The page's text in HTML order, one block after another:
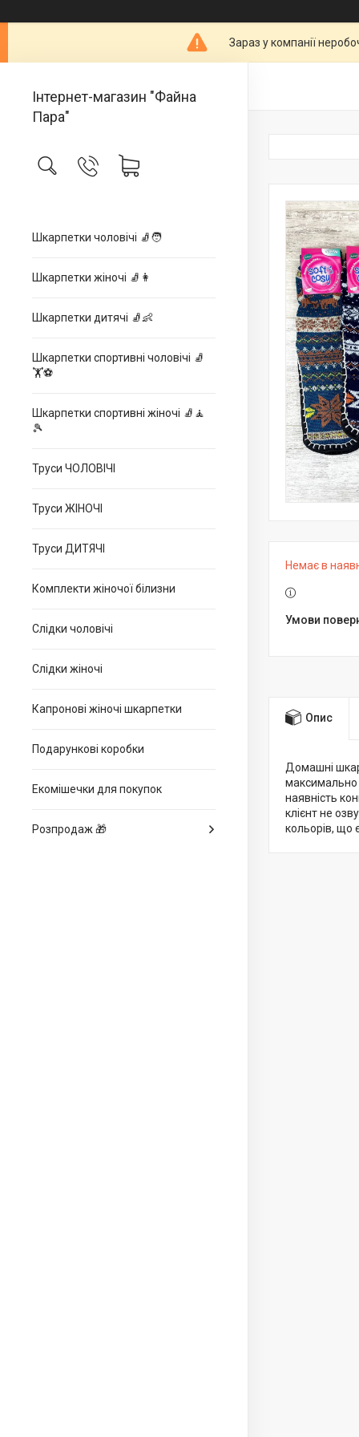
Зараз у компанії
Інтернет-магазин "Файна
Пара"
Шкарпетки чоловічі 🧦🧑
Шкарпетки жіночі 🧦👩
Шкарпетки дитячі 🧦👶
Шкарпетки спортивні чоловічі 🧦
🏋⚽
Шкарпетки спортивні жіночі 🧦🧘
🎾
Труси ЧОЛОВІЧІ
Труси ЖІНОЧІ
Труси ДИТЯЧІ
Комплекти жіночої білизни
Слідки чоловічі
Слідки жіночі
Капронові жіночі шкарпетки
Подарункові коробки
Екомішечки для покупок
Розпродаж 🎁
Немає в
Опис
Домашні
максимально
наявність
клієнт не
кольорів, що